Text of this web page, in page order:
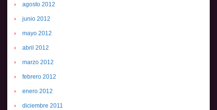
agosto 2012
junio 2012
mayo 2012
abril 2012
marzo 2012
febrero 2012
enero 2012
diciembre 2011